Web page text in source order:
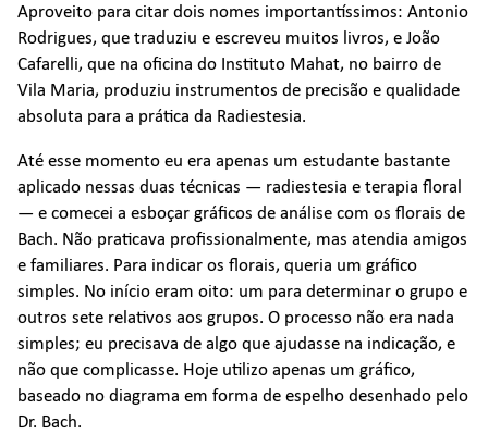
Aproveito para citar dois nomes importantíssimos: Antonio
Rodrigues, que traduziu e escreveu muitos livros, e João
Cafarelli, que na oficina do Instituto Mahat, no bairro de
Vila Maria, produziu instrumentos de precisão e qualidade
absoluta para a prática da Radiestesia.
Até esse momento eu era apenas um estudante bastante
aplicado nessas duas técnicas — radiestesia e terapia floral
— e comecei a esboçar gráficos de análise com os florais de
Bach. Não praticava profissionalmente, mas atendia amigos
e familiares. Para indicar os florais, queria um gráfico
simples. No início eram oito: um para determinar o grupo e
outros sete relativos aos grupos. O processo não era nada
simples; eu precisava de algo que ajudasse na indicação, e
não que complicasse. Hoje utilizo apenas um gráfico,
baseado no diagrama em forma de espelho desenhado pelo
Dr. Bach.